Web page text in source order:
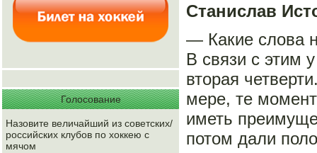
Голосование
Назовите величайший из советских/
российских клубов по хоккею с
мячом
Станислав
— Какие слова
В связи с этим
вторая
мере, те
иметь
потом дали